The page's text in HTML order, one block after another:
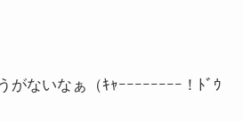
がないなぁ（ｷｬｰｰｰｰｰｰｰｰ！ﾄﾞｳ